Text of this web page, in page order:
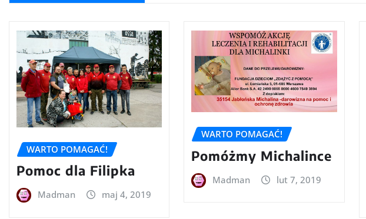
WARTO POMAGAĆ!
Pomoc dla Filipka
Madman maj 4, 2019
WARTO POMAGAĆ!
Pomóżmy Michalince
Madman lut 7, 2019